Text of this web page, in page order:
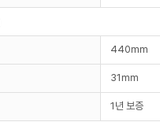
440mm
31mm
1년 보증